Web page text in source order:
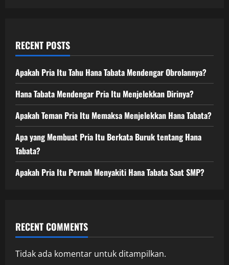
RECENT POSTS
Apakah Pria Itu Tahu Hana Tabata Mendengar Obrolannya?
Hana Tabata Mendengar Pria Itu Menjelekkan Dirinya?
Apakah Teman Pria Itu Memaksa Menjelekkan Hana Tabata?
Apa yang Membuat Pria Itu Berkata Buruk tentang Hana
Tabata?
Apakah Pria Itu Pernah Menyakiti Hana Tabata Saat SMP?
RECENT COMMENTS
Tidak ada komentar untuk ditampilkan.